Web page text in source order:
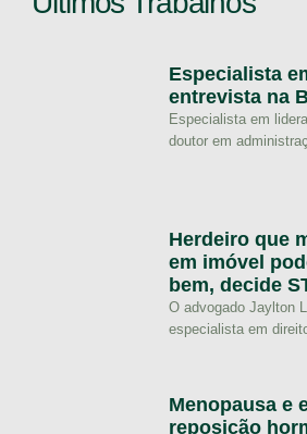
Especialista
entrevista na
Especialista em
doutor em
Herdeiro que
em imóvel
bem, decide
O advogado Jaylton
especialista em
Menopausa e
reposição